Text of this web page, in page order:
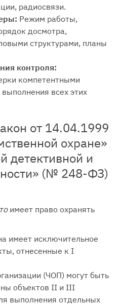
радиосвязи.
Режим работы,
досмотра,
структурами, планы
контроля:
компетентными
всех этих
от 14.04.1999
охране»
детективной и
(№ 248-ФЗ)
имеет право охранять
имеет исключительное
отнесенные к I
(ЧОП) могут быть
объектов II и III
выполнения отдельных